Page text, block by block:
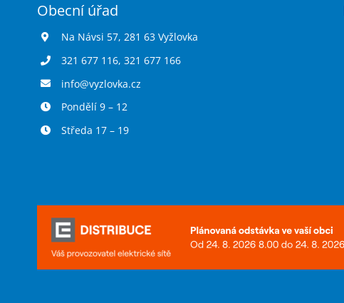
Obecní úřad
Na Návsi 57, 281 63 Vyžlovka
321 677 116, 321 677 166
info@vyzlovka.cz
Pondělí 9 – 12
Středa 17 – 19